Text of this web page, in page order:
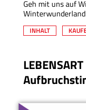
Geh mit uns auf
INHALT